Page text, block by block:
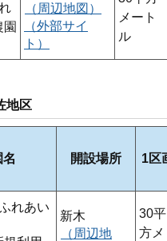
（周辺地図）
（外部サイ
ト）
メート
ル
地区
名 開設場所 1区
れあい
新木
（周辺地
30平
方メ